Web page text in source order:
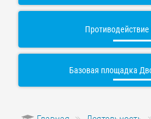
Базовая площадка